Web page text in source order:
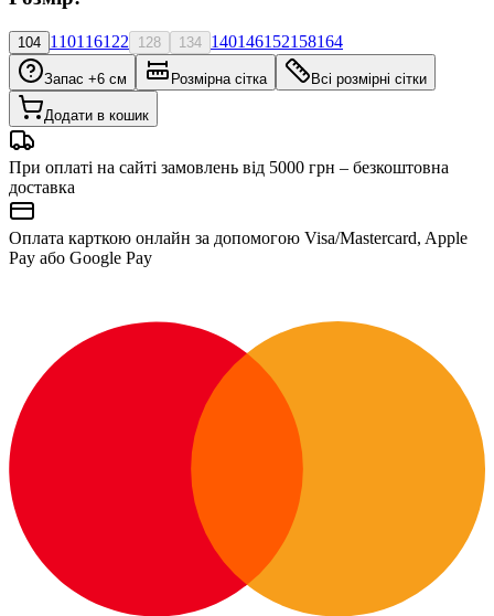
104 110116122 128 134 140146152158164
Запас +6 см Розмірна сітка Всі розмірні сітки
Додати в кошик
При оплаті на сайті замовлень від 5000 грн – безкоштовна
доставка
Оплата карткою онлайн за допомогою Visa/Mastercard, Apple
Pay або Google Pay